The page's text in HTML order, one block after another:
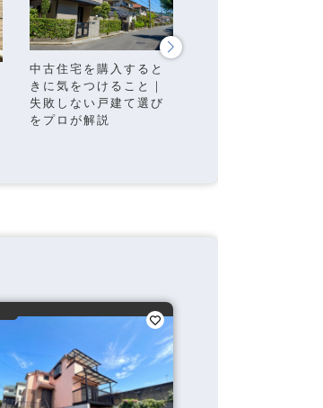
中古住宅を購入すると
きに気をつけること｜
失敗しない戸建て選び
をプロが解説